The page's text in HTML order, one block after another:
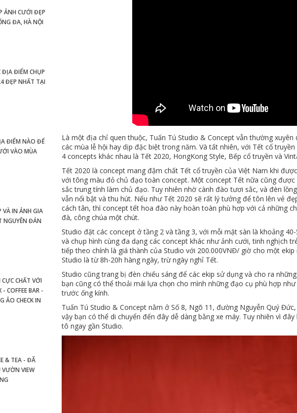
ẢNH CƯỚI ĐẸP
ĐA, HÀ NỘI
ĐỊA ĐIỂM CHỤP
ĐẸP NHẤT TẠI
ĐIỂM NÀO ĐỂ
VÀO MÙA
VÀ IN ẢNH GIA
NGUYÊN ĐÁN
CHẤT VỚI
COFFEE BAR -
ẢO CHECK IN
& TEA - ĐÃ
VƯỜN VIEW
Là một địa chỉ quen thuộc, Tuấn Tú Studio & Concept vẫn thường
các mùa lễ hội hay dịp đặc biệt trong năm. Và tất nhiên, với Tết cổ
4 concepts khác nhau là Tết 2020, HongKong Style, Bếp cổ truyền và
Tết 2020 là concept mang đậm chất Tết cổ truyền của Việt Nam khi
với tông màu đỏ chủ đạo toàn concept. Một concept Tết nữa cũng
sắc trung tính làm chủ đạo. Tuy nhiên nhờ cành đào tươi sắc, và đèn
vẫn nổi bật và thu hút. Nếu như Tết 2020 sẽ rất lý tưởng để tôn lên vẻ
cách tân, thì concept tết hoa đào này hoàn toàn phù hợp với cả những
đà, công chúa một chút.
Studio đặt các concept ở tầng 2 và tầng 3, với mỗi mặt sàn là khoảng
và chụp hình cùng đa dạng các concept khác như ảnh cưới, tinh nghịch
tiếp theo chính là giá thành của Studio với 200.000VNĐ/ giờ cho một
Studio là từ 8h-20h hàng ngày, trừ ngày nghỉ Tết.
Studio cũng trang bị đèn chiếu sáng để các ekip sử dụng và cho ra
bạn cũng có thể thoải mái lựa chọn cho mình những đạo cụ phù hợp
trước ống kính.
Tuấn Tú Studio & Concept nằm ở Số 8, Ngõ 11, đường Nguyễn Quý
vậy bạn có thể di chuyển đến đây dễ dàng bằng xe máy. Tuy nhiên vì
tô ngay gần Studio.